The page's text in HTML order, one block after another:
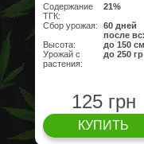
Содержание
ТГК:
21%
Сбор урожая:
60 дней
после
Высота:
до 150 см
Урожай с
растения:
до 250 гр
125 грн
КУПИТЬ